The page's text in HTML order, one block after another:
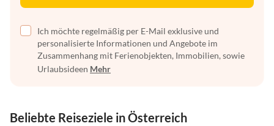
Ich möchte regelmäßig per E-Mail exklusive und
personalisierte Informationen und Angebote im
Zusammenhang mit Ferienobjekten, Immobilien, sowie
Urlaubsideen Mehr
Beliebte Reiseziele in Österreich